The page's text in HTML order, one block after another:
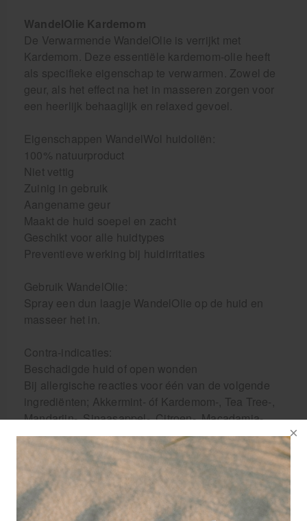
WandelOlie Kardemom
De Verwarmende WandelOlie is verrijkt met
Kardemom. Deze essentiële kardemom-olie heeft
als specifieke eigenschap te verwarmen. Zowel de
geur, als het effect na het in masseren zorgen voor
een heerlijk behaaglijk en relaxed gevoel.
Eigenschappen WandelWol huidoliën:
100% natuurproduct
Niet vettig
Zuinig in gebruik
Aangename geur
Maakt de huid soepel en zacht
Geschikt voor alle huidtypes
Preventieve werking bij huidirritaties
Gebruik WandelOlie:
Spray een dun laagje WandelOlie op de huid en
masseer het in.
Contra-indicaties:
Beschadigde huid of open wonden
Bij allergische reacties voor één van de volgende
ingrediënten; Akkermint- óf Kardemom-, Tea Tree-,
Mandarijn-, Sinaasappel-, Citroen-, Macadamia-,
Amandel- en/of Olijfolie.
WandelOlie is een mooie aanvulling op WandelWol
antidruk-wol. WandelWol antidruk-wol bevat
lanoline (wolvet). Om de voeten na het verwijderen
van de WandelWol antidruk-wol toch de
verzorgende werking van de lanoline te laten